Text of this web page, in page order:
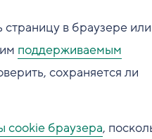
в браузере или
поддерживаемым
сохраняется ли
cookie браузера,